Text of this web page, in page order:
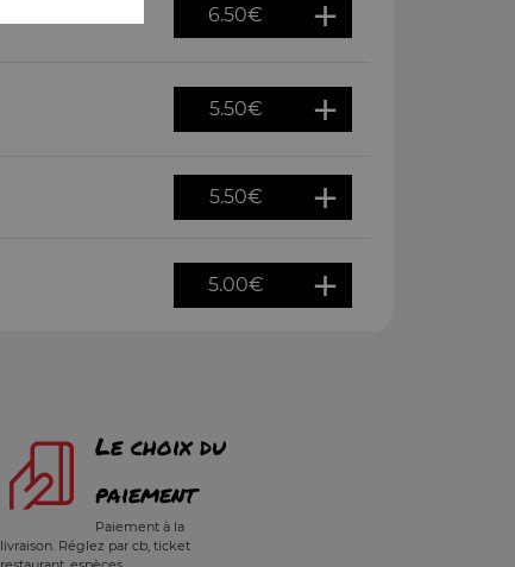
6.50€
5.50€
5.50€
5.00€
Le choix du
paiement
Paiement à la
livraison. Réglez par cb, ticket